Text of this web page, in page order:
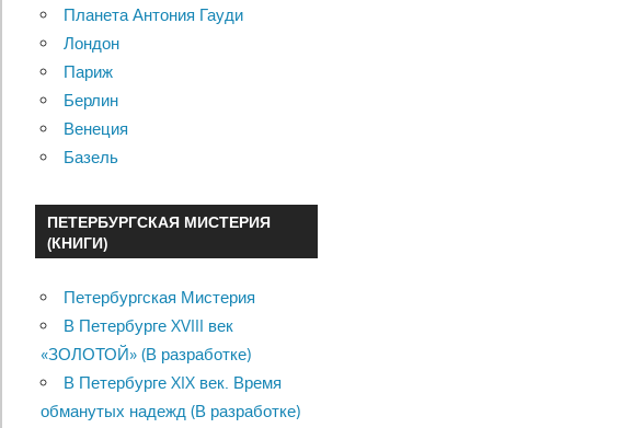
Планета Антония Гауди
Лондон
Париж
Берлин
Венеция
Базель
ПЕТЕРБУРГСКАЯ МИСТЕРИЯ
(КНИГИ)
Петербургская Мистерия
В Петербурге XVIII век
«ЗОЛОТОЙ» (В разработке)
В Петербурге XIX век. Время
обманутых надежд (В разработке)